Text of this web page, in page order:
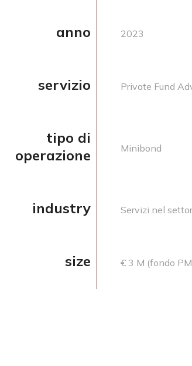
anno 2023
servizio Private Fund
tipo di
operazione
Minibond
industry Servizi nel
size € 3 M (fondo